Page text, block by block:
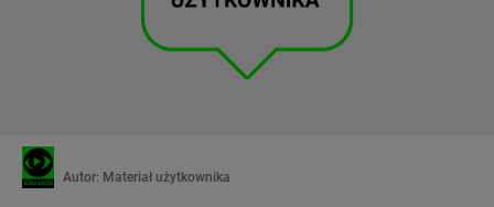
Autor: Materiał użytkownika